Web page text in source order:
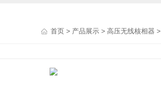
首页 > 产品展示 > 高压无线核相器 >